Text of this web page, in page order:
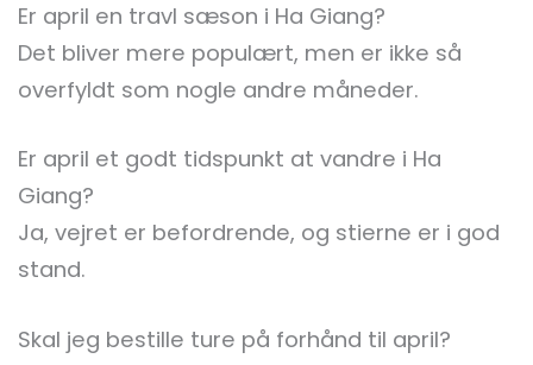
Er april en travl sæson i Ha Giang?
Det bliver mere populært, men er ikke så
overfyldt som nogle andre måneder.
Er april et godt tidspunkt at vandre i Ha
Giang?
Ja, vejret er befordrende, og stierne er i god
stand.
Skal jeg bestille ture på forhånd til april?